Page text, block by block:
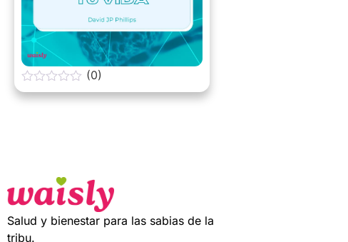
0
o
(0)
Salud y bienestar para las sabias de la
tribu.